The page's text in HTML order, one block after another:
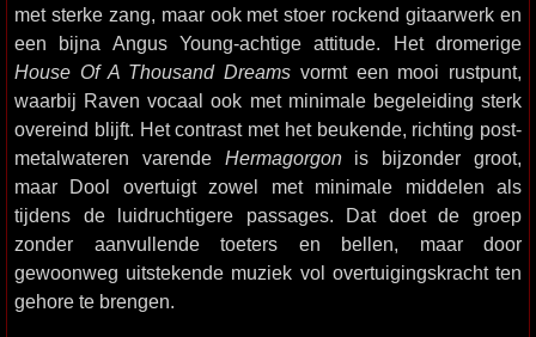
met sterke zang, maar ook met stoer rockend gitaarwerk en
een bijna Angus Young-achtige attitude. Het dromerige
House Of A Thousand Dreams vormt een mooi rustpunt,
waarbij Raven vocaal ook met minimale begeleiding sterk
overeind blijft. Het contrast met het beukende, richting post-
metalwateren varende Hermagorgonis bijzonder groot,
maar Dool overtuigt zowel met minimale middelen als
tijdens de luidruchtigere passages. Dat doet de groep
zonder aanvullende toeters en bellen, maar door
gewoonweg uitstekende muziek vol overtuigingskracht ten
gehore te brengen.